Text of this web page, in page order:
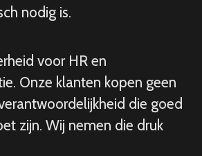
nodig is.
voor HR en
Onze klanten kopen geen
die goed
zijn. Wij nemen die druk